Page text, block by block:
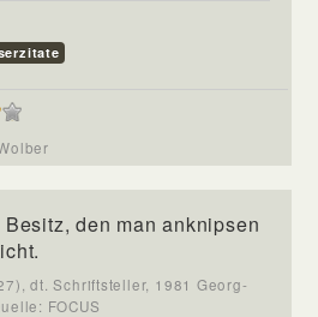
den man anknipsen
dt. Schriftsteller, 1981 Georg-
FOCUS